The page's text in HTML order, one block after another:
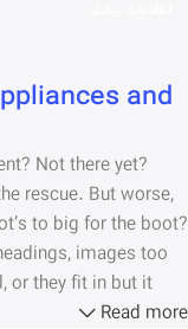
and
Not there yet?
rescue. But worse,
to big for the boot?
images too
or they fit in but it
Read more